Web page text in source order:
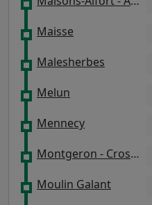
Maisse
Malesherbes
Melun
Mennecy
Montgeron - Crosne
Moulin Galant